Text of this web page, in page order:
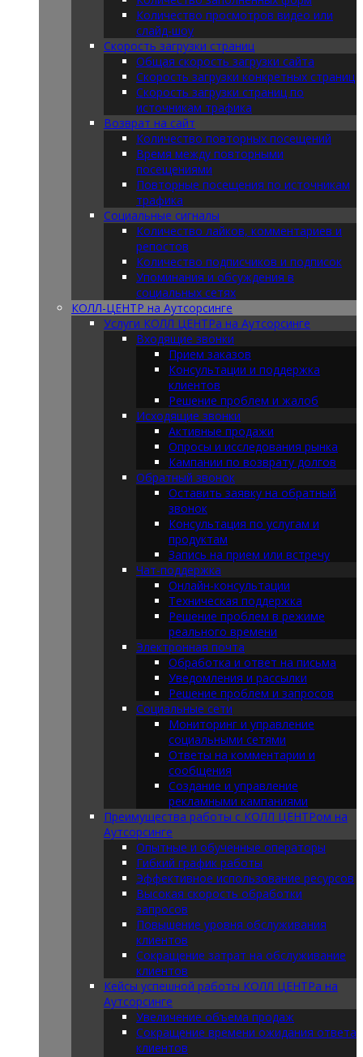
Количество просмотров видео или
слайд-шоу
Скорость загрузки страниц
Общая скорость загрузки сайта
Скорость загрузки конкретных страниц
Скорость загрузки страниц по
источникам трафика
Возврат на сайт
Количество повторных посещений
Время между повторными
посещениями
Повторные посещения по источникам
трафика
Социальные сигналы
Количество лайков, комментариев и
репостов
Количество подписчиков и подписок
Упоминания и обсуждения в
социальных сетях
КОЛЛ-ЦЕНТР на Аутсорсинге
Услуги КОЛЛ ЦЕНТРа на Аутсорсинге
Входящие звонки
Прием заказов
Консультации и поддержка
клиентов
Решение проблем и жалоб
Исходящие звонки
Активные продажи
Опросы и исследования рынка
Кампании по возврату долгов
Обратный звонок
Оставить заявку на обратный
звонок
Консультация по услугам и
продуктам
Запись на прием или встречу
Чат-поддержка
Онлайн-консультации
Техническая поддержка
Решение проблем в режиме
реального времени
Электронная почта
Обработка и ответ на письма
Уведомления и рассылки
Решение проблем и запросов
Социальные сети
Мониторинг и управление
социальными сетями
Ответы на комментарии и
сообщения
Создание и управление
рекламными кампаниями
Преимущества работы с КОЛЛ ЦЕНТРом на
Аутсорсинге
Опытные и обученные операторы
Гибкий график работы
Эффективное использование ресурсов
Высокая скорость обработки
запросов
Повышение уровня обслуживания
клиентов
Сокращение затрат на обслуживание
клиентов
Кейсы успешной работы КОЛЛ ЦЕНТРа на
Аутсорсинге
Увеличение объема продаж
Сокращение времени ожидания ответа
клиентов